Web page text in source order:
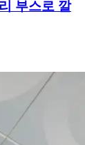
부스로 깔